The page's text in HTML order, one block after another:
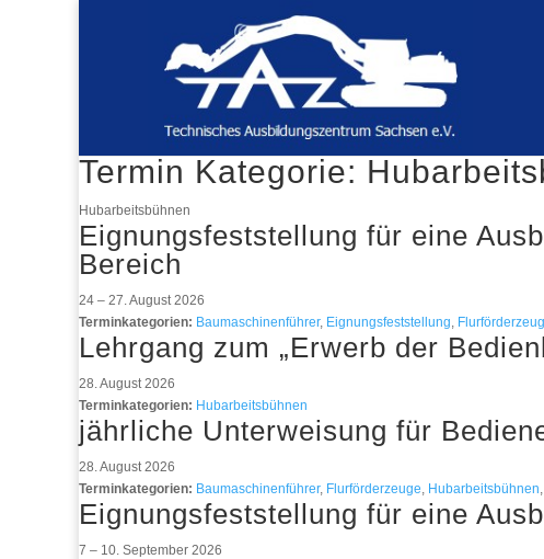
Termin Kategorie:
Hubarbeitsbühnen
Eignungsfeststellung für eine
Bereich
24 – 27. August 2026
Terminkategorien: Baumaschinenführer, Eignungsfeststellung,
Lehrgang zum „Erwerb der
28. August 2026
Terminkategorien: Hubarbeitsbühnen
jährliche Unterweisung für
28. August 2026
Terminkategorien: Baumaschinenführer, Flurförderzeuge, Hubarbeitsbühnen,
Eignungsfeststellung für eine
7 – 10. September 2026